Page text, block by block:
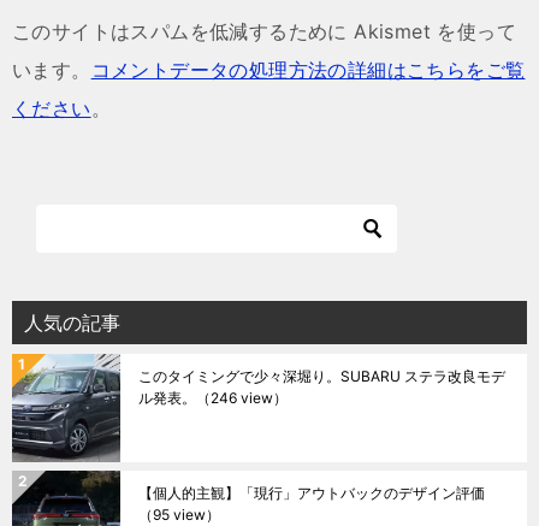
このサイトはスパムを低減するために Akismet を使って
います。
コメントデータの処理方法の詳細はこちらをご覧
ください。
人気の記事
このタイミングで少々深堀り。SUBARU ステラ改良モデ
ル発表。
（246 view）
【個人的主観】「現行」アウトバックのデザイン評価
（95 view）